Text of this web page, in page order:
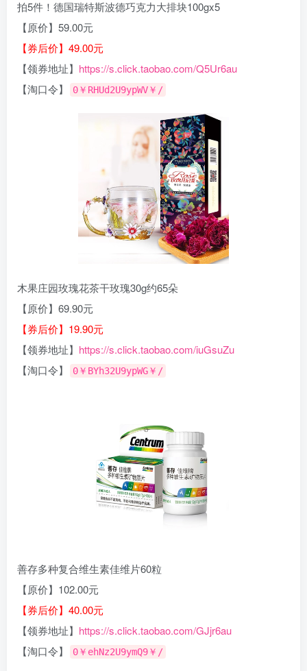
拍5件！德国瑞特斯波德巧克力大排块100gx5
【原价】59.00元
【券后价】49.00元
【领券地址】 https://s.click.taobao.com/Q5Ur6au
【淘口令】
0￥RHUd2U9ypWV￥/
木果庄园玫瑰花茶干玫瑰30g约65朵
【原价】69.90元
【券后价】19.90元
【领券地址】 https://s.click.taobao.com/iuGsuZu
【淘口令】
0￥BYh32U9ypWG￥/
善存多种复合维生素佳维片60粒
【原价】102.00元
【券后价】40.00元
【领券地址】 https://s.click.taobao.com/GJjr6au
【淘口令】
0￥ehNz2U9ymQ9￥/